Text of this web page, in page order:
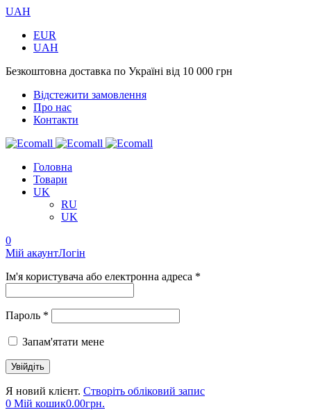
UAH
EUR
UAH
Безкоштовна доставка по Україні від 10 000 грн
Відстежити замовлення
Про нас
Контакти
Головна
Товари
UK
RU
UK
0
Мій акаунтЛогін
Ім'я користувача або електронна адреса *
Пароль *
Запам'ятати мене
Я новий клієнт. Створіть обліковий запис
0 Мій кошик0.00грн.